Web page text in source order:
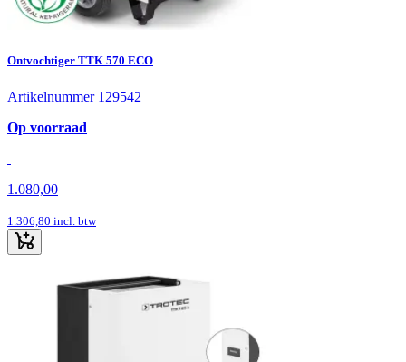
Ontvochtiger TTK 570 ECO
Artikelnummer 129542
Op voorraad
1.080,00
1.306,80 incl. btw